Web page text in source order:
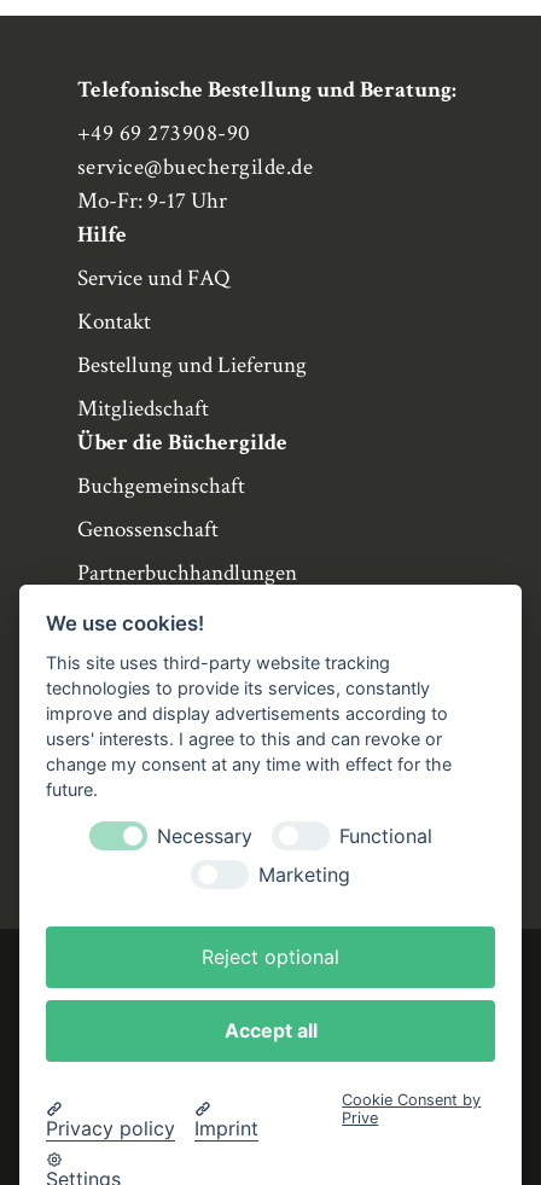
Telefonische Bestellung und Beratung:
+49 69 273908-90
service@buechergilde.de
Mo-Fr: 9-17 Uhr
Hilfe
Service und FAQ
Kontakt
Bestellung und Lieferung
Mitgliedschaft
Über die Büchergilde
Buchgemeinschaft
Genossenschaft
Partnerbuchhandlungen
Büchergilde online
Stellenangebote
Folgen Sie uns!
FacebookInstagramYouTubeTikTok
Zustellung durch:
Impressum
Datenschutzerklärung
We use cookies!
This site uses third-party website tracking
technologies to provide its services, constantly
improve and display advertisements according to
users' interests. I agree to this and can revoke or
change my consent at any time with effect for the
future.
Necessary
Functional
Marketing
Reject optional
Accept all
Privacy policy Imprint
Settings
Cookie Consent by
Prive